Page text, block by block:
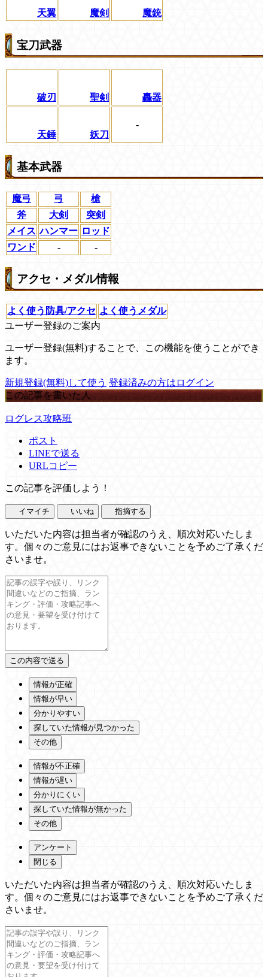
天翼 魔剣 魔銃
宝刀武器
破刃 聖剣 轟器
天錘 妖刀
-
基本武器
魔弓 弓
槍
斧
大剣
突剣
メイス ハンマー ロッド
ワンド
- -
アクセ・メダル情報
よく使う防具/アクセ よく使うメダル
ユーザー登録のご案内
ユーザー登録(無料)することで、この機能を使うことができ
ます。
新規登録(無料)して使う 登録済みの方はログイン
この記事を書いた人
ログレス攻略班
ポスト
LINEで送る
URLコピー
この記事を評価しよう！
イマイチ いいね 指摘する
いただいた内容は担当者が確認のうえ、順次対応いたしま
す。個々のご意見にはお返事できないことを予めご了承くだ
さいませ。
情報が正確
情報が早い
分かりやすい
探していた情報が見つかった
その他
情報が不正確
情報が遅い
分かりにくい
探していた情報が無かった
その他
アンケート
閉じる
いただいた内容は担当者が確認のうえ、順次対応いたしま
す。個々のご意見にはお返事できないことを予めご了承くだ
さいませ。